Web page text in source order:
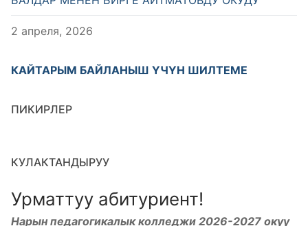
2 апреля, 2026
КАЙТАРЫМ БАЙЛАНЫШ ҮЧҮН ШИЛТЕМЕ
ПИКИРЛЕР
КУЛАКТАНДЫРУУ
Урматтуу абитуриент!
Нарын педагогикалык колледжи 2026-2027 окуу